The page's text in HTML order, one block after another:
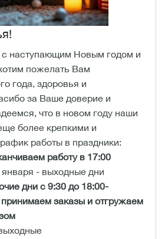
наступающим Новым годом и
пожелать Вам
года, здоровья и
за Ваше доверие и
что в новом году наши
более крепкими и
работы в праздники:
работу в 17:00
- выходные дни
дни с 9:30 до 18:00-
заказы и отгружаем